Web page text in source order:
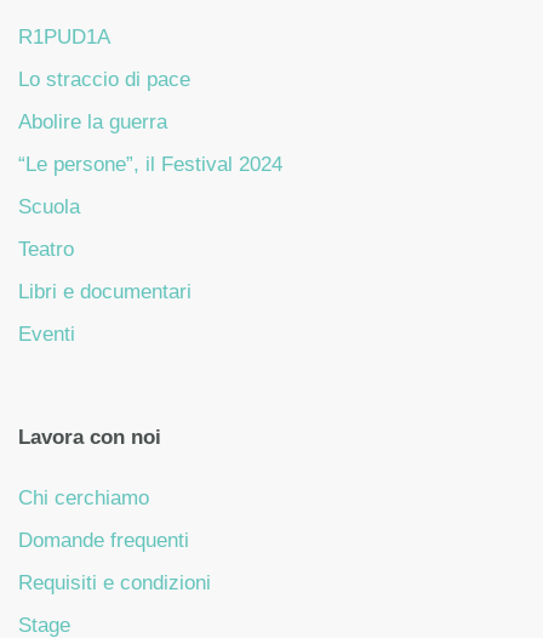
R1PUD1A
Lo straccio di pace
Abolire la guerra
“Le persone”, il Festival 2024
Scuola
Teatro
Libri e documentari
Eventi
Lavora con noi
Chi cerchiamo
Domande frequenti
Requisiti e condizioni
Stage